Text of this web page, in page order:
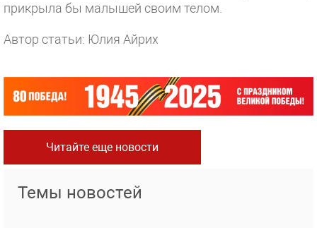
прикрыла бы малышей своим телом.
Автор статьи: Юлия Айрих
Читайте еще новости
Темы новостей